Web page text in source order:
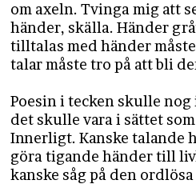
om axeln. Tvinga mig att
händer, skälla. Händer
tilltalas med händer
talar måste tro på att bli
Poesin i tecken skulle
det skulle vara i sättet
Innerligt. Kanske talande
göra tigande händer till
kanske såg på den